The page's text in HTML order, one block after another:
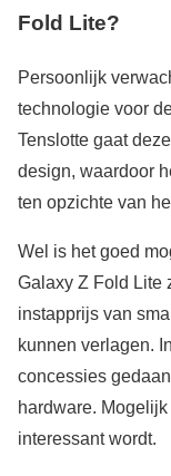
Fold Lite?
Persoonlijk
technologie voor
Tenslotte gaat
design, waardoor
ten opzichte van
Wel is het goed
Galaxy Z Fold Lite
instapprijs van
kunnen verlagen.
concessies
hardware.
interessant wordt.